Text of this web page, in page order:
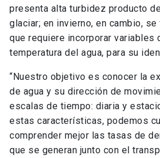
presenta alta turbidez producto
glaciar; en invierno, en cambio,
que requiere incorporar variables
temperatura del agua, para su
“Nuestro objetivo es conocer la
de agua y su dirección de
escalas de tiempo: diaria y
estas características, podemos
comprender mejor las tasas de
que se generan junto con el